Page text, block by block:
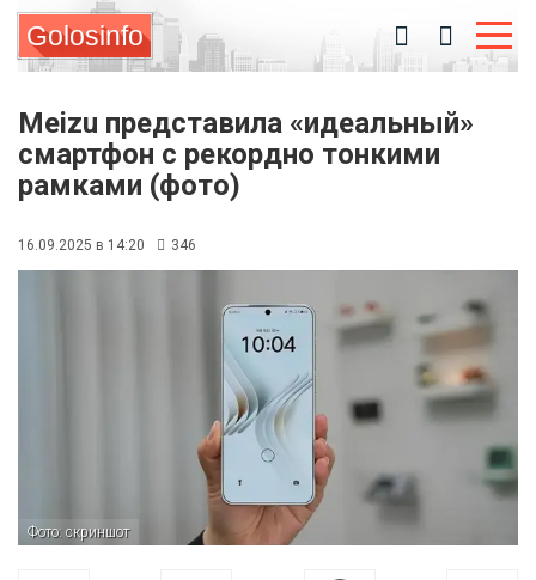
Golosinfo
Meizu представила «идеальный»
смартфон с рекордно тонкими
рамками (фото)
16.09.2025 в 14:20 346
Фото: скриншот